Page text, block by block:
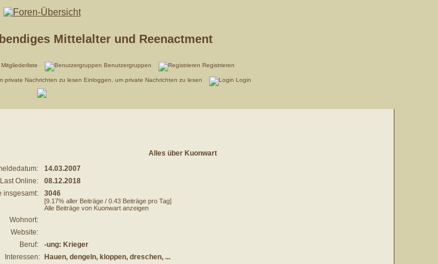
Mittelalter und Reenactment
Mitgliederliste Benutzergruppen Registrieren
Einloggen, um private Nachrichten zu lesen Login
Alles über Kuonwart
14.03.2007
Last Online:
08.12.2018
insgesamt:
3046
[9.17% aller Beiträge / 0.43 Beiträge pro Tag]
Alle Beiträge von Kuonwart anzeigen
Wohnort:
Website:
Beruf:
-ung: Krieger
Interessen:
Hauen, dengeln, kloppen, dreschen, ...